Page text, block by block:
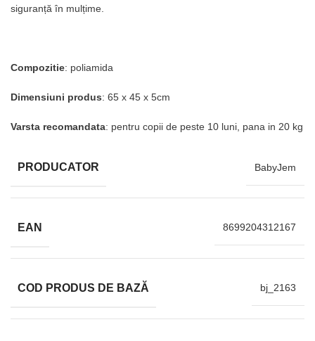
siguranță în mulțime.
Compozitie: poliamida
Dimensiuni produs: 65 x 45 x 5cm
Varsta recomandata: pentru copii de peste 10 luni, pana in 20 kg
PRODUCATOR BabyJem
EAN 8699204312167
COD PRODUS DE BAZĂ bj_2163